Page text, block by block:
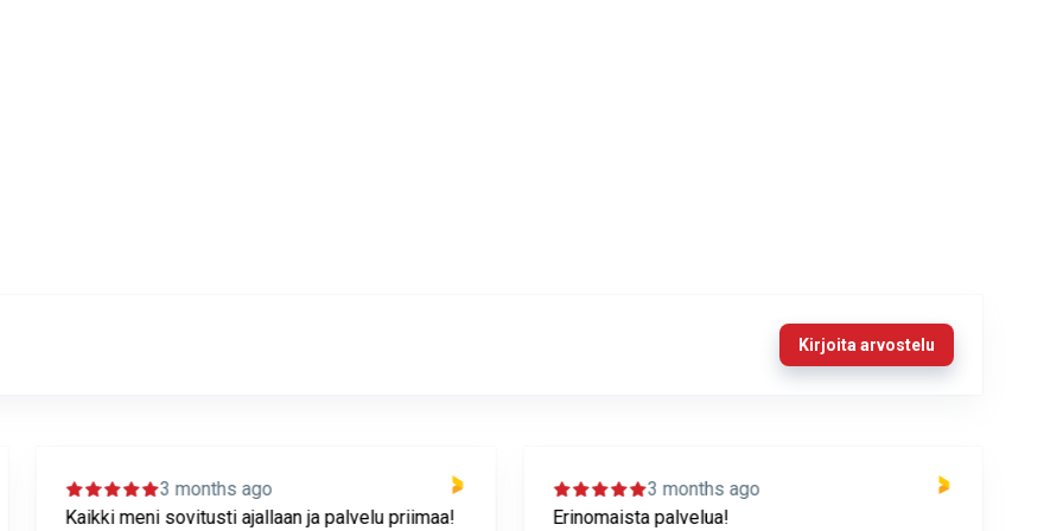
Kirjoita arvostelu
3 months ago
Kaikki meni sovitusti ajallaan ja palvelu priimaa!
3 months ago
Erinomaista palvelua!